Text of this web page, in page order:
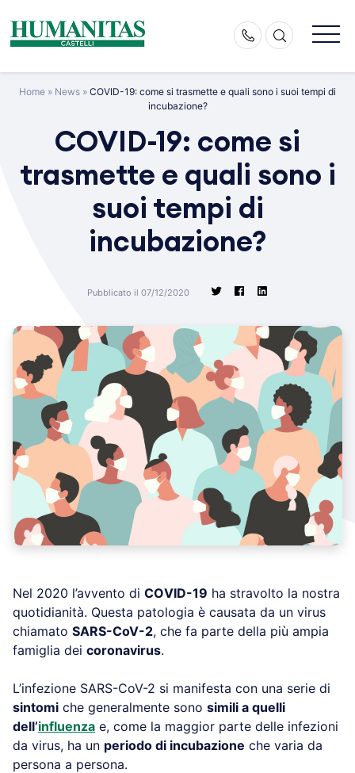
content
Home » News » COVID-19: come si trasmette e quali sono i suoi tempi di
incubazione?
COVID-19: come si
trasmette e quali sono i
suoi tempi di
incubazione?
Pubblicato il 07/12/2020
Nel 2020 l’avvento di COVID-19 ha stravolto la nostra
quotidianità. Questa patologia è causata da un virus
chiamato SARS-CoV-2, che fa parte della più ampia
famiglia dei coronavirus.
L’infezione SARS-CoV-2 si manifesta con una serie di
sintomi che generalmente sono simili a quelli
dell’influenza e, come la maggior parte delle infezioni
da virus, ha un periodo di incubazione che varia da
persona a persona.